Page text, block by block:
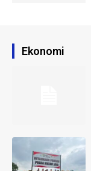
Ekonomi